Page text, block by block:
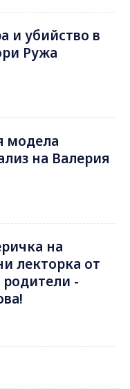
и убийство в
Ружа
модела
на Валерия
на
лекторка от
-